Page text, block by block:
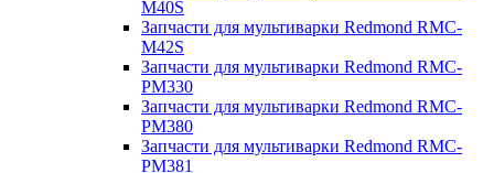
M40S
Запчасти для мультиварки Redmond RMC-
M42S
Запчасти для мультиварки Redmond RMC-
PM330
Запчасти для мультиварки Redmond RMC-
PM380
Запчасти для мультиварки Redmond RMC-
PM381